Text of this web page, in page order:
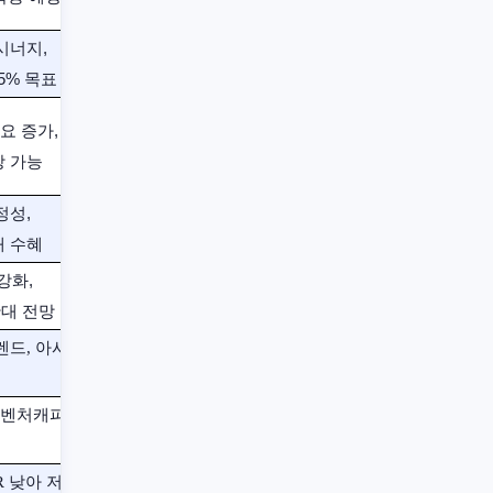
너지,
목표
증가,
가능
성,
수혜
화,
전망
, 아시아
처캐피털
아 저평가